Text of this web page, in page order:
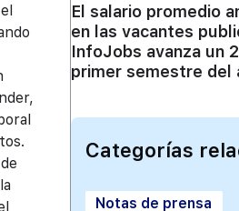
El salario promedio
en las vacantes
InfoJobs avanza un
primer semestre del
Categorías
Notas de prensa